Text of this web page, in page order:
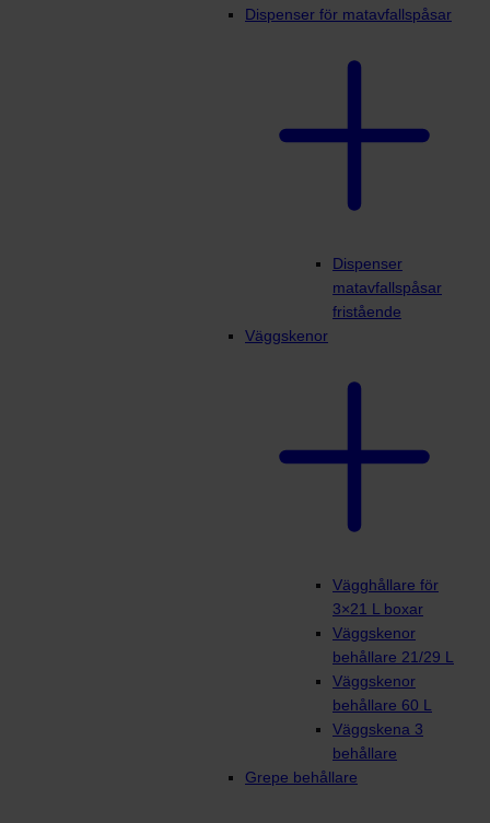
Dispenser för matavfallspåsar
Dispenser
matavfallspåsar
fristående
Väggskenor
Vägghållare för
3×21 L boxar
Väggskenor
behållare 21/29 L
Väggskenor
behållare 60 L
Väggskena 3
behållare
Grepe behållare